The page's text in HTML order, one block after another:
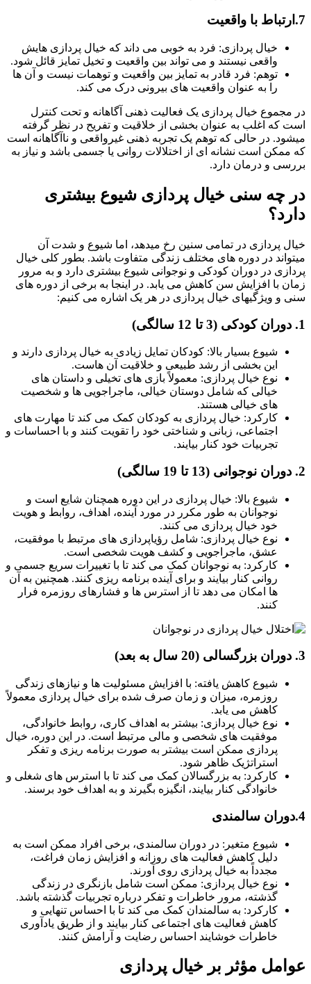
خیال پردازی: فرد به خوبی می داند که خیال پردازی هایش
واقعی نیستند و می تواند بین واقعیت و تخیل تمایز قائل شود.
توهم: فرد قادر به تمایز بین واقعیت و توهمات نیست و آن ها
را به عنوان واقعیت های بیرونی درک می کند.
خیال پردازی یک فعالیت ذهنی آگاهانه و تحت کنترل
که اغلب به عنوان بخشی از خلاقیت و تفریح در نظر گرفته
در حالی که توهم یک تجربه ذهنی غیرواقعی و ناآگاهانه است
است نشانه ای از اختلالات روانی یا جسمی باشد و نیاز به
و درمان دارد.
چه سنی خیال پردازی شیوع بیشتری
پردازی در تمامی سنین رخ میدهد، اما شیوع و شدت آن
در دوره های مختلف زندگی متفاوت باشد. بطور کلی خیال
در دوران کودکی و نوجوانی شیوع بیشتری دارد و به مرور
با افزایش سن کاهش می یابد. در اینجا به برخی از دوره های
و ویژگیهای خیال پردازی در هر یک اشاره می کنیم:
شیوع بسیار بالا: کودکان تمایل زیادی به خیال پردازی دارند و
این بخشی از رشد طبیعی و خلاقیت آن هاست.
نوع خیال پردازی: معمولاً بازی های تخیلی و داستان های
خیالی که شامل دوستان خیالی، ماجراجویی ها و شخصیت
های خیالی هستند.
کارکرد: خیال پردازی به کودکان کمک می کند تا مهارت های
اجتماعی، زبانی و شناختی خود را تقویت کنند و با احساسات و
تجربیات خود کنار بیایند.
شیوع بالا: خیال پردازی در این دوره همچنان شایع است و
نوجوانان به طور مکرر در مورد آینده، اهداف، روابط و هویت
خود خیال پردازی می کنند.
نوع خیال پردازی: شامل رؤیاپردازی های مرتبط با موفقیت،
عشق، ماجراجویی و کشف هویت شخصی است.
کارکرد: به نوجوانان کمک می کند تا با تغییرات سریع جسمی و
روانی کنار بیایند و برای آینده برنامه ریزی کنند. همچنین به آن
ها امکان می دهد تا از استرس ها و فشارهای روزمره فرار
شیوع کاهش یافته: با افزایش مسئولیت ها و نیازهای زندگی
روزمره، میزان و زمان صرف شده برای خیال پردازی معمولاً
کاهش می یابد.
نوع خیال پردازی: بیشتر به اهداف کاری، روابط خانوادگی،
موفقیت های شخصی و مالی مرتبط است. در این دوره، خیال
پردازی ممکن است بیشتر به صورت برنامه ریزی و تفکر
استراتژیک ظاهر شود.
کارکرد: به بزرگسالان کمک می کند تا با استرس های شغلی و
خانوادگی کنار بیایند، انگیزه بگیرند و به اهداف خود برسند.
شیوع متغیر: در دوران سالمندی، برخی افراد ممکن است به
دلیل کاهش فعالیت های روزانه و افزایش زمان فراغت،
مجدداً به خیال پردازی روی آورند.
نوع خیال پردازی: ممکن است شامل بازنگری در زندگی
گذشته، مرور خاطرات و تفکر درباره تجربیات گذشته باشد.
کارکرد: به سالمندان کمک می کند تا با احساس تنهایی و
کاهش فعالیت های اجتماعی کنار بیایند و از طریق یادآوری
خاطرات خوشایند احساس رضایت و آرامش کنند.
مؤثر بر خیال پردازی